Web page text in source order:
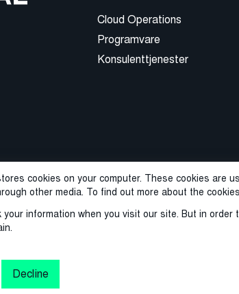
cookies on your computer. These cookies are
other media. To find out more about the
your information when you visit our site. But in
Decline
Cloud Operations
Programvare
Konsulenttjenester